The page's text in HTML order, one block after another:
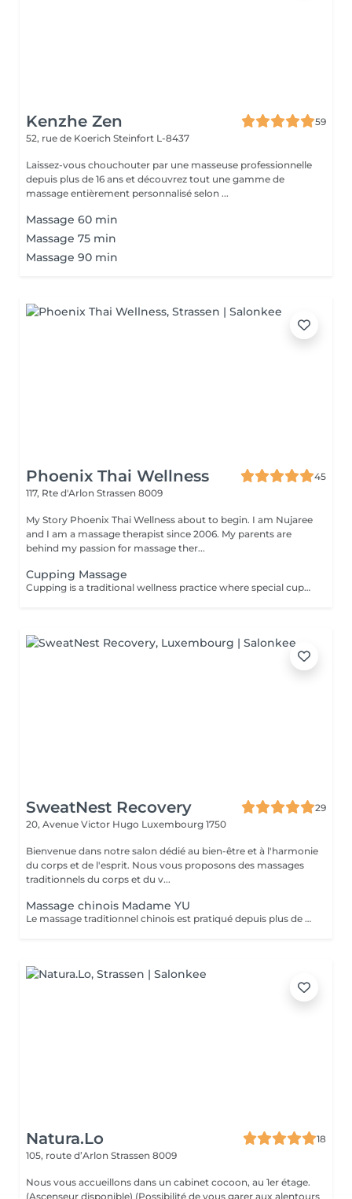
Kenzhe Zen
59
52, rue de Koerich Steinfort L-8437
Laissez-vous chouchouter par une masseuse professionnelle
depuis plus de 16 ans et découvrez tout une gamme de
massage entièrement personnalisé selon ...
Massage 60 min
Massage 75 min
Massage 90 min
Phoenix Thai Wellness
45
117, Rte d'Arlon Strassen 8009
My Story Phoenix Thai Wellness about to begin. I am Nujaree
and I am a massage therapist since 2006. My parents are
behind my passion for massage ther...
Cupping Massage
Cupping is a traditional wellness practice where special cups are placed on the skin for a few minutes to create a gentle suction. This technique is designed to help release tension, promote deep relaxation, and enhance overall well-being, serving as a wonderful complement to a deep-tissue massage experience.
SweatNest Recovery
29
20, Avenue Victor Hugo Luxembourg 1750
Bienvenue dans notre salon dédié au bien-être et à l'harmonie
du corps et de l'esprit. Nous vous proposons des massages
traditionnels du corps et du v...
Massage chinois Madame YU
Le massage traditionnel chinois est pratiqué depuis plus de 2 000 ans. Cette pratique ancestrale vise à libérer la circulation de l'énergie dans le corps. Différentes techniques permettent de rétablir une bonne santé, notamment le pétrissage, le roulement et la pression profonde appliquée sur des points précis. Le massage chinois contribue également au bien-être général grâce à des tapotements et des pressions le long des méridiens et des points d'acupuncture. Le massage chinois se pratique généralement à travers les vêtements ou un tissu, et nécessite le port de vêtements amples, souples et légers. Il est donc recommandé de porter une tenue confortable et ample (y compris les sous-vêtements). Le travail vise à aider chacun à atteindre un équilibre et un bien-être optimal. Chaque personne étant unique, la praticienne adapte ses techniques de massage aux besoins spécifiques de chacun. Le massage chinois: - débloque les méridiens et améliorer la circulation sanguine - harmonise les fonctions organiques - soulage les tensions musculaires - renforce le système immunitaire - lubrifie les articulations - détend le corps et l'esprit.
Natura.Lo
18
105, route d’Arlon Strassen 8009
Nous vous accueillons dans un cabinet cocoon, au 1er étage.
(Ascenseur disponible) (Possibilité de vous garer aux alentours